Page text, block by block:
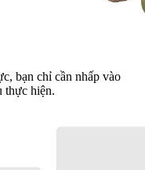
bạn chỉ cần nhấp vào
thực hiện.